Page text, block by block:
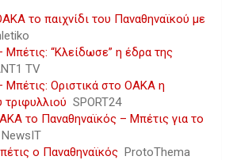
το παιχνίδι του Παναθηναϊκού με
Μπέτις: “Κλείδωσε” η έδρα της
TV
Μπέτις: Οριστικά στο ΟΑΚΑ η
τριφυλλιού SPORT24
το Παναθηναϊκός – Μπέτις για το
NewsIT
ο Παναθηναϊκός ProtoThema